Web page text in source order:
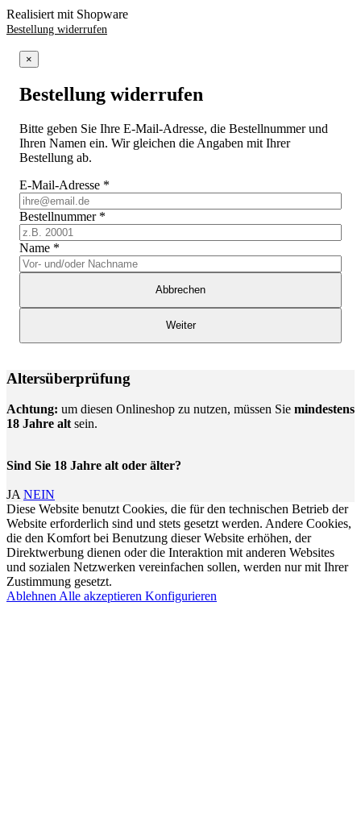
Realisiert mit Shopware
Bestellung widerrufen
×
Bestellung widerrufen
Bitte geben Sie Ihre E-Mail-Adresse, die Bestellnummer und
Ihren Namen ein. Wir gleichen die Angaben mit Ihrer
Bestellung ab.
E-Mail-Adresse *
Bestellnummer *
Name *
Abbrechen
Weiter
Altersüberprüfung
Achtung: um diesen Onlineshop zu nutzen, müssen Sie mindestens
18 Jahre alt sein.
Sind Sie 18 Jahre alt oder älter?
JA NEIN
Diese Website benutzt Cookies, die für den technischen Betrieb der
Website erforderlich sind und stets gesetzt werden. Andere Cookies,
die den Komfort bei Benutzung dieser Website erhöhen, der
Direktwerbung dienen oder die Interaktion mit anderen Websites
und sozialen Netzwerken vereinfachen sollen, werden nur mit Ihrer
Zustimmung gesetzt.
Ablehnen Alle akzeptieren Konfigurieren